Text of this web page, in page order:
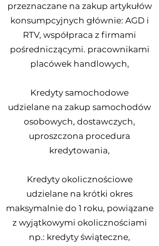
przeznaczane na zakup artykułów
konsumpcyjnych głównie: AGD i
RTV, współpraca z firmami
pośredniczącymi. pracownikami
placówek handlowych,
Kredyty samochodowe
udzielane na zakup samochodów
osobowych, dostawczych,
uproszczona procedura
kredytowania,
Kredyty okolicznościowe
udzielane na krótki okres
maksymalnie do 1 roku, powiązane
z wyjątkowymi okolicznościami
np.: kredyty świąteczne,